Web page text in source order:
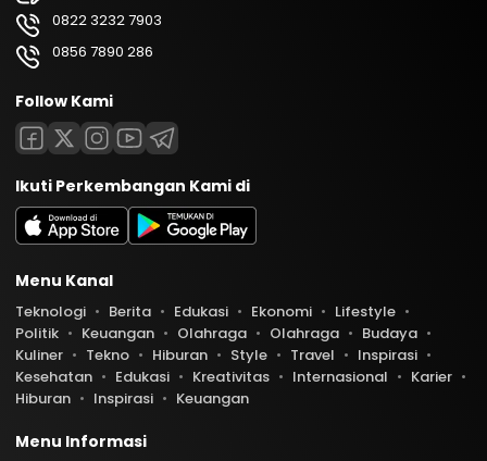
0822 3232 7903
0856 7890 286
Follow Kami
Ikuti Perkembangan Kami di
Menu Kanal
Teknologi Berita Edukasi Ekonomi
Lifestyle
Politik
Keuangan Olahraga Olahraga
Budaya
Kuliner
Tekno Hiburan Style Travel
Inspirasi
Kesehatan
Edukasi Kreativitas Internasional
Karier
Hiburan
Inspirasi Keuangan
Menu Informasi